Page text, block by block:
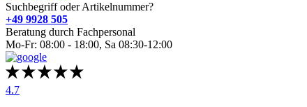
Suchbegriff oder Artikelnummer?
+49 9928 505
Beratung durch Fachpersonal
Mo-Fr: 08:00 - 18:00, Sa 08:30-12:00
4.7